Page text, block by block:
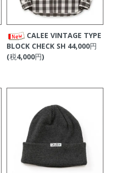
CALEE VINTAGE TYPE
BLOCK CHECK SH 44,000円
(税4,000円)